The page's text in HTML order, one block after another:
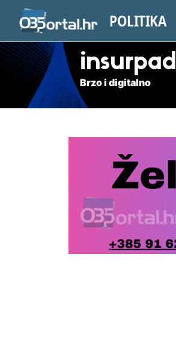
POLITIKA
insurpad
Brzo i digitalno